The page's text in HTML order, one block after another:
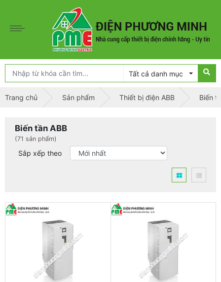
Tất cả danh mục
Trang chủ Sản phẩm Thiết bị điện ABB Biến
Biến tần ABB
(71 sản phẩm)
Sắp xếp theo